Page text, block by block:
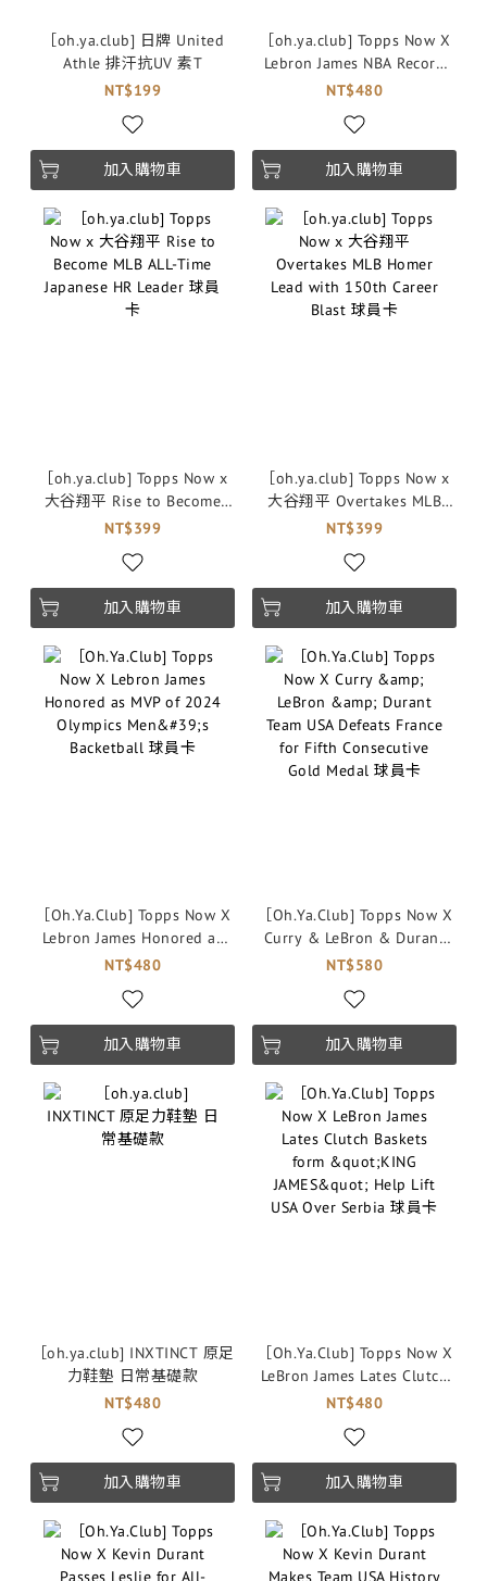
［oh.ya.club] 日牌 United
Athle 排汗抗UV 素T
NT$199
加入購物車
［oh.ya.club] Topps Now X
Lebron James NBA Record
with 23r Season 球員卡
NT$480
加入購物車
［oh.ya.club] Topps Now x
大谷翔平 Rise to Become
MLB ALL-Time Japanese HR
NT$399
加入購物車
［oh.ya.club] Topps Now x
大谷翔平 Overtakes MLB
Homer Lead with 150th
NT$399
加入購物車
［Oh.Ya.Club] Topps Now X
Lebron James Honored as
MVP of 2024 Olympics
NT$480
加入購物車
［Oh.Ya.Club] Topps Now X
Curry & LeBron & Durant
Team USA Defeats France for
Medal 球員卡
NT$580
加入購物車
［oh.ya.club] INXTINCT 原足
力鞋墊 日常基礎款
NT$480
加入購物車
［Oh.Ya.Club] Topps Now X
LeBron James Lates Clutch
Baskets form "KING JAMES"
員卡
NT$480
加入購物車